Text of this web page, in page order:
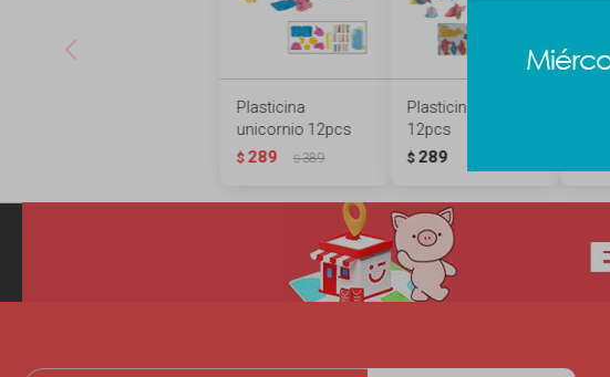
Plasticina
unicornio 12pcs
$ 289 $389
Plasticina sirenas
12pcs
$ 289